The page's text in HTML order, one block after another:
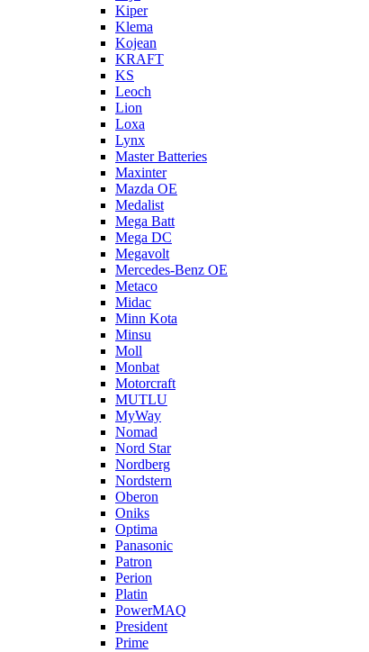
Kiper
Klema
Kojean
KRAFT
KS
Leoch
Lion
Loxa
Lynx
Master Batteries
Maxinter
Mazda OE
Medalist
Mega Batt
Mega DC
Megavolt
Mercedes-Benz OE
Metaco
Midac
Minn Kota
Minsu
Moll
Monbat
Motorcraft
MUTLU
MyWay
Nomad
Nord Star
Nordberg
Nordstern
Oberon
Oniks
Optima
Panasonic
Patron
Perion
Platin
PowerMAQ
President
Prime